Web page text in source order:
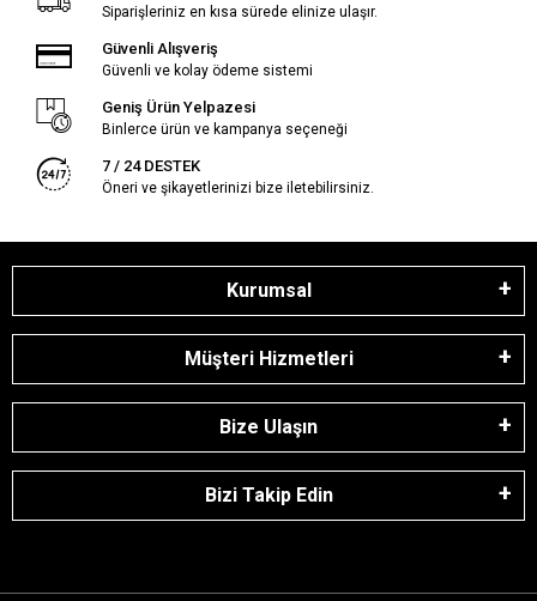
Siparişleriniz en kısa sürede elinize ulaşır.
Güvenli Alışveriş
Güvenli ve kolay ödeme sistemi
Geniş Ürün Yelpazesi
Binlerce ürün ve kampanya seçeneği
7 / 24 DESTEK
Öneri ve şikayetlerinizi bize iletebilirsiniz.
Kurumsal
Müşteri Hizmetleri
Bize Ulaşın
Bizi Takip Edin